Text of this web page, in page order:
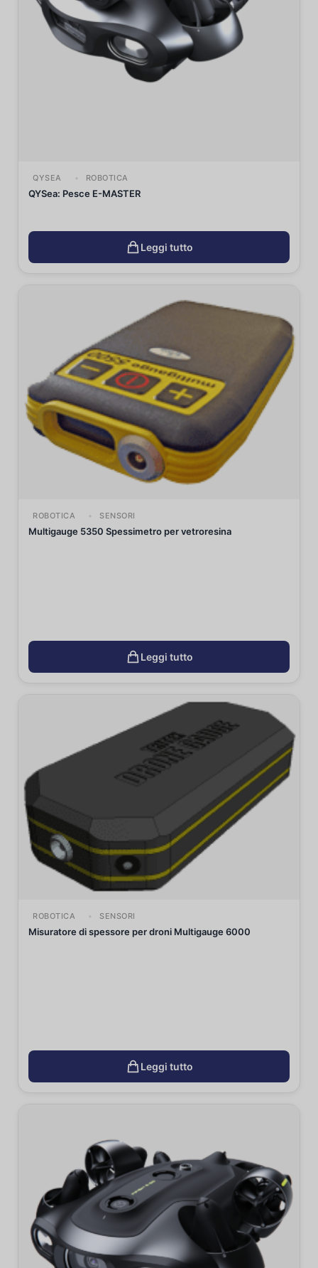
QYSEA ROBOTICA
QYSea: Pesce E-MASTER
Leggi tutto
ROBOTICA SENSORI
Multigauge 5350 Spessimetro per vetroresina
Leggi tutto
ROBOTICA SENSORI
Misuratore di spessore per droni Multigauge 6000
Leggi tutto